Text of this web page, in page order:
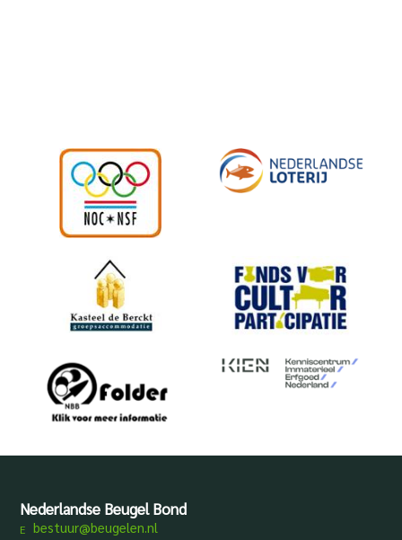
Nederlandse Beugel Bond
bestuur@beugelen.nl